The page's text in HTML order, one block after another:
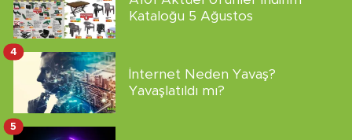
Kataloğu 5 Ağustos
İnternet Neden Yavaş?
Yavaşlatıldı mı?
4
5